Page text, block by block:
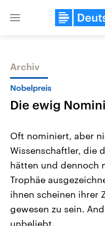
Close
Themen
Landtagswahl Sachsen-
2026
Alle Informationen
Sachsen-Anhalt wählt am
September 2026 einen
Landtag. Seit 2021 wird das
Bundesland von einer
Archiv
Nobelpreis
Die ewig
Oft nominiert, aber
Wissenschaftler, die
hätten und dennoch
Trophäe
ihnen scheinen ihrer
gewesen zu sein.
unbeliebt.